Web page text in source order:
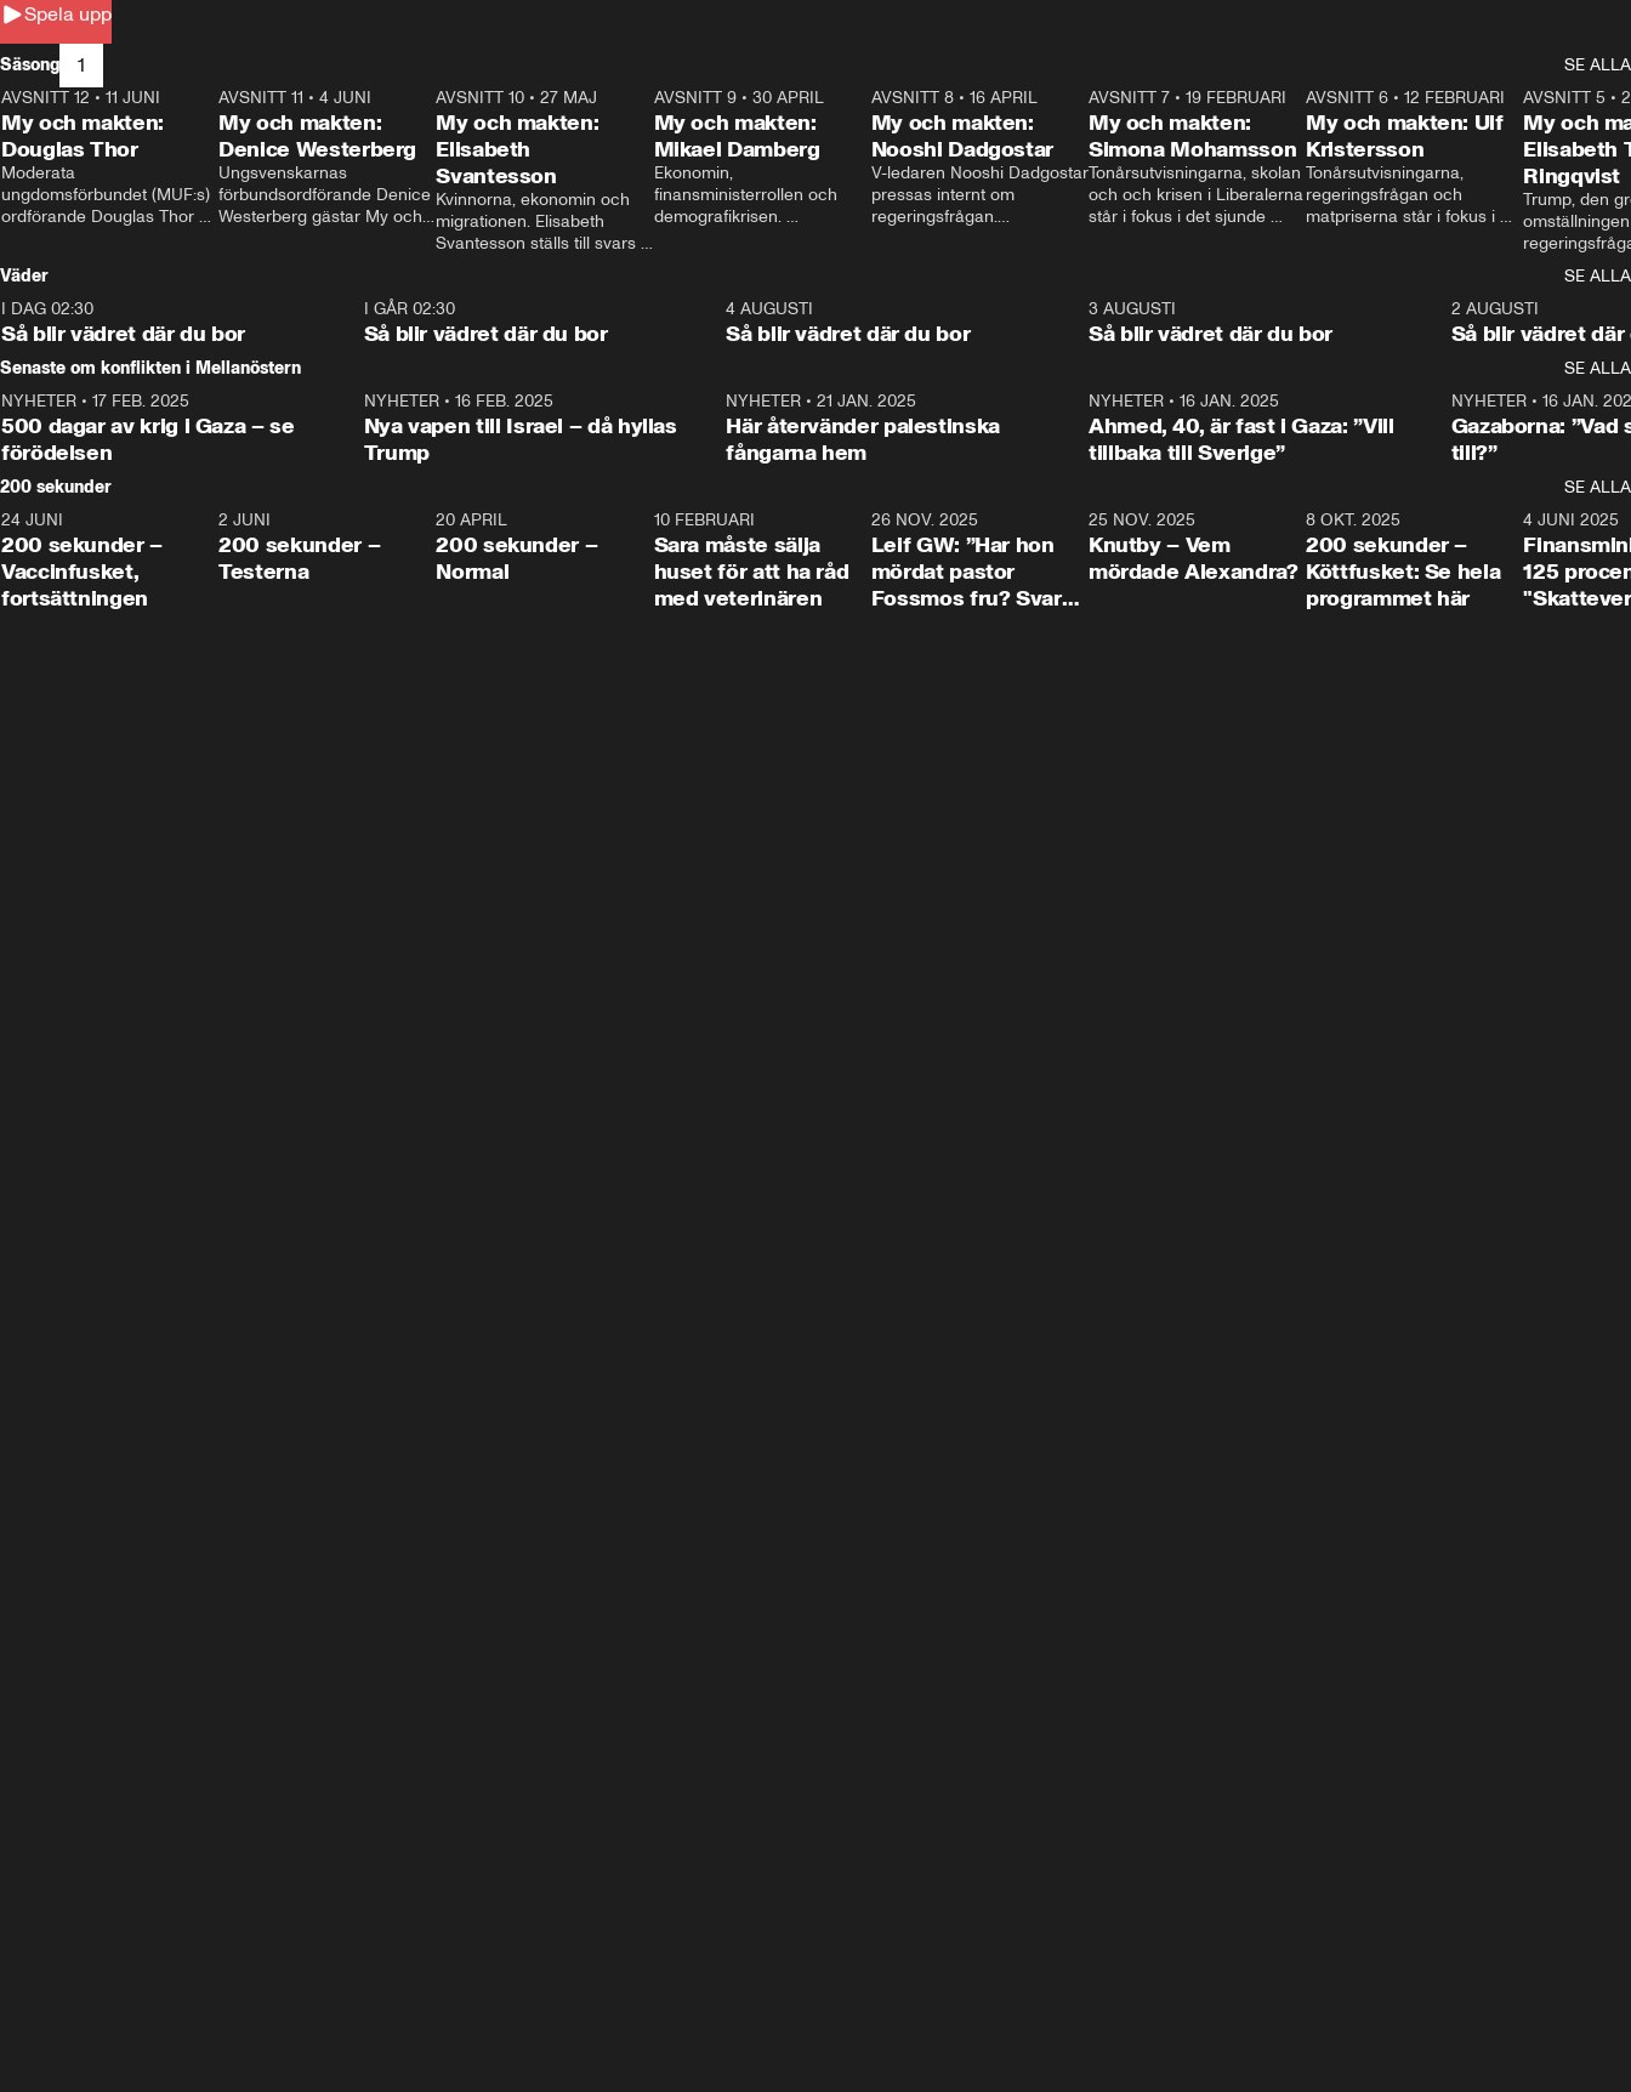
Spela upp
Säsong 1
SE ALLA
26:27
AVSNITT 12 • 11 JUNI
My och makten:
Douglas Thor
Moderata
ungdomsförbundet (MUF:s)
ordförande Douglas Thor
tonårsutvisningarna och hur
Moderaterna ska locka
väljare till valet i höst.
23:40
AVSNITT 11 •4 JUNI
My och makten:
Denice Westerberg
Ungsvenskarnas
förbundsordförande Denice
Westerberg gästar My och
AVSNITT 10 •27 MAJ
My och makten:
Elisabeth
Svantesson
Kvinnorna, ekonomin och
migrationen. Elisabeth
Svantesson ställs till svars
AVSNITT 9• 30 APRIL
My och makten:
Mikael Damberg
Ekonomin,
finansministerrollen och
demografikrisen.
och Makten.
AVSNITT 8• 16 APRIL
My och makten:
Nooshi Dadgostar
V-ledaren Nooshi Dadgostar
pressas internt om
regeringsfrågan.
– Vi ställer upp i val. Ska vi
vara med så sitter vi förstås
24:30
AVSNITT 7• 19 FEBRUARI
My och makten:
Simona Mohamsson
Tonårsutvisningarna, skolan
och och krisen i Liberalerna
står i fokus i det sjunde
kommentator My
Rohwedder ställer
utbildnings- och
Mohamsson till svars.
27:30
AVSNITT 6 •12 FEBRUARI
My och makten: Ulf
Kristersson
Tonårsutvisningarna,
regeringsfrågan och
matpriserna står i fokus i
Rohwedder ställer
statsminister Ulf Kristersson
AVSNITT 5 •
My och
Elisabeth
Ringqvist
Trump, den
centrum i
avsnittet av
Makten”. Se
Aftonbladets
Rohwedder
Thand Ring
Väder
SE ALLA
I DAG 02:30
Så blir vädret där du bor
1:06
I GÅR 02:30
Så blir vädret där du bor
4 AUGUSTI
Så blir vädret där du bor
3 AUGUSTI
Så blir vädret där du bor
2 AUGUSTI
Så blir vädret där
Senaste om konflikten i Mellanöstern
SE ALLA
NYHETER • 17 FEB. 2025
500 dagar av krig i Gaza – se
förödelsen
NYHETER• 16 FEB. 2025
Nya vapen till Israel – då hyllas
Trump
NYHETER •21 JAN. 2025
Här återvänder palestinska
fångarna hem
NYHETER• 16 JAN. 2025
Ahmed, 40, är fast i Gaza: ”Vill
tillbaka till Sverige”
NYHETER• 16 JAN.
Gazaborna:
till?”
200 sekunder
SE ALLA
5:00
24 JUNI
200 sekunder –
Vaccinfusket,
fortsättningen
4:23
2 JUNI
200 sekunder –
Testerna
20 APRIL
200 sekunder –
Normal
10 FEBRUARI
Sara måste sälja
huset för att ha råd
med veterinären
26 NOV. 2025
Leif GW: ”Har hon
mördat pastor
Fossmos fru? Svar
31:05
25 NOV. 2025
Knutby – Vem
mördade Alexandra?
4:29
8 OKT. 2025
200 sekunder –
Köttfusket: Se hela
programmet här
4 JUNI 2025
125